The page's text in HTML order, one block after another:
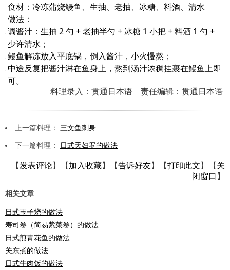
食材：冷冻蒲烧鳗鱼、生抽、老抽、冰糖、料酒、清水
做法：
调酱汁：生抽 2 勺 + 老抽半勺 + 冰糖 1 小把 + 料酒 1 勺 +
少许清水；
鳗鱼解冻放入平底锅，倒入酱汁，小火慢熬；
中途反复把酱汁淋在鱼身上，熬到汤汁浓稠挂裹在鳗鱼上即
可。
料理录入：贯通日本语 责任编辑：贯通日本语
上一篇料理： 三文鱼刺身
下一篇料理： 日式天妇罗的做法
【 发表评论】【 加入收藏】【告诉好友】【打印此文 】【 关
闭窗口 】
相关文章
日式玉子烧的做法
寿司卷（简易紫菜卷）的做法
日式煎青花鱼的做法
关东煮的做法
日式牛肉饭的做法